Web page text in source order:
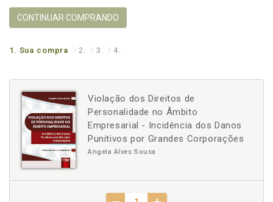
CONTINUAR COMPRANDO
1. Sua compra 2. 3. 4.
Violação dos Direitos de
Personalidade no Âmbito
Empresarial - Incidência dos Danos
Punitivos por Grandes Corporações
Angela Alves Sousa